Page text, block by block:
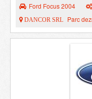
Ford Focus 2004
DANCOR SRL Parc